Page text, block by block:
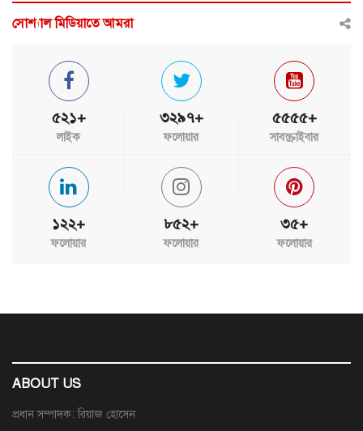
সোশ্যাল মিডিয়াতে আমরা
৫২১+
লাইক
৩২৯৭+
ফলোয়ার
৫৫৫৫+
সাবস্ক্রাইবার
১২২+
ফলোয়ার
৮৫২+
ফলোয়ার
৩৫+
ফলোয়ার
ABOUT US
প্রধান সম্পাদক: রিয়াজ হোসেন